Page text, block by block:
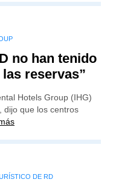
no han tenido
reservas”
Hotels Group (IHG)
dijo que los centros
DE RD